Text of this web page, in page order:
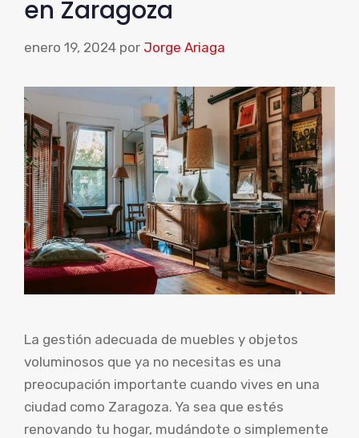
en Zaragoza
enero 19, 2024 por Jorge Ariaga
La gestión adecuada de muebles y objetos
voluminosos que ya no necesitas es una
preocupación importante cuando vives en una
ciudad como Zaragoza. Ya sea que estés
renovando tu hogar, mudándote o simplemente